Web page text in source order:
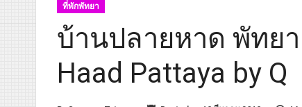
ที่พักพัทยา
บ้านปลายหาด พัทย
Haad Pattaya by Q